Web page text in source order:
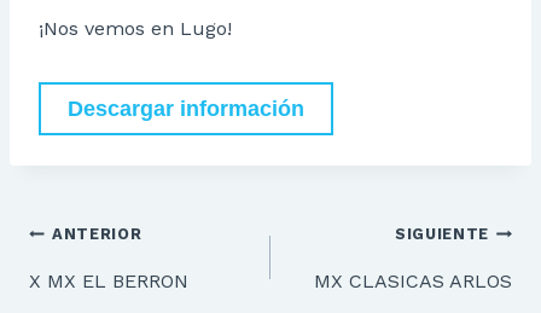
¡Nos vemos en Lugo!
Descargar información
Navegación
de
ANTERIOR
X MX EL BERRON
SIGUIENTE
MX CLASICAS ARLOS